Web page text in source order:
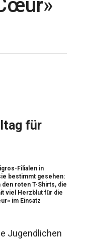
für
Filialen in
bestimmt gesehen:
roten T-Shirts, die
viel Herzblut für die
im Einsatz
Jugendlichen